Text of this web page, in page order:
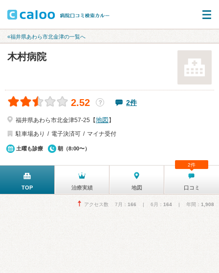
«福井県あわら市北金津の一覧へ
木村病院
2.52 ？ 2件
福井県あわら市北金津57-25【地図 】
駐車場あり
電子決済可 マイナ受付
土曜も診療 朝（8:00〜）
TOP 治療実績 地図 口コミ
2件
アクセス数 7月： 166 | 6月： 164 | 年間： 1,908